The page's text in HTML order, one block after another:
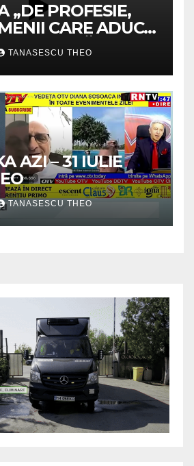
„DE PROFESIE,
CARE ADUC
/
SUCCESULUI
TANASESCU THEO
AZI – 31 IULIE
TANASESCU THEO